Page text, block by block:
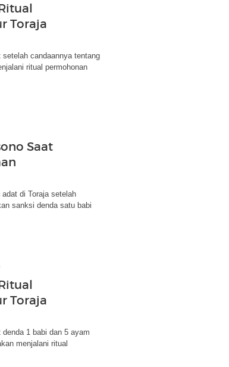
Toraja
candaannya tentang
ritual permohonan
Saat
di Toraja setelah
sanksi denda satu babi
Toraja
1 babi dan 5 ayam
menjalani ritual